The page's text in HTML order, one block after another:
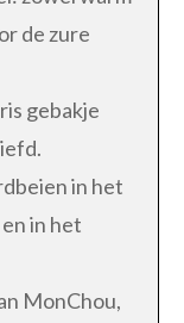
de zure
gebakje
in het
in het
MonChou,